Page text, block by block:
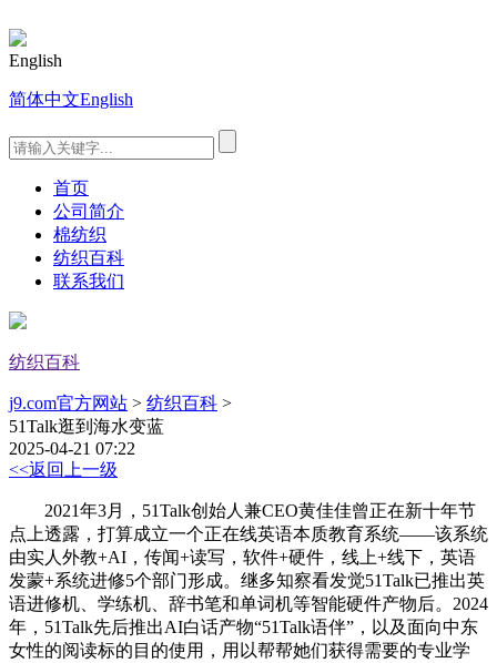
English
简体中文English
首页
公司简介
棉纺织
纺织百科
联系我们
纺织百科
j9.com官方网站 > 纺织百科 >
51Talk逛到海水变蓝
2025-04-21 07:22
<<返回上一级
2021年3月，51Talk创始人兼CEO黄佳佳曾正在新十年节
点上透露，打算成立一个正在线英语本质教育系统——该系统
由实人外教+AI，传闻+读写，软件+硬件，线上+线下，英语
发蒙+系统进修5个部门形成。继多知察看发觉51Talk已推出英
语进修机、学练机、辞书笔和单词机等智能硬件产物后。2024
年，51Talk先后推出AI白话产物“51Talk语伴”，以及面向中东
女性的阅读标的目的使用，用以帮帮她们获得需要的专业学